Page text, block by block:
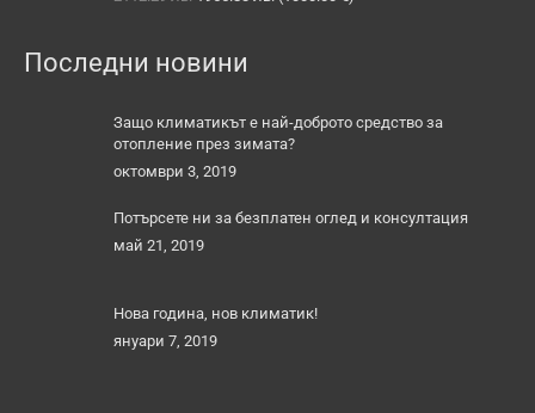
2112.29 лв..
Последни новини
Защо климатикът е най-доброто средство за
отопление през зимата?
октомври 3, 2019
Потърсете ни за безплатен оглед и консултация
май 21, 2019
Нова година, нов климатик!
януари 7, 2019